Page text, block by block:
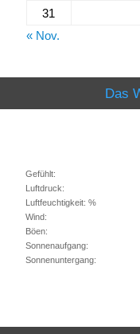
31
« Nov.
Das
Gefühlt:
Luftdruck:
Luftfeuchtigkeit: %
Wind:
Böen:
Sonnenaufgang:
Sonnenuntergang: